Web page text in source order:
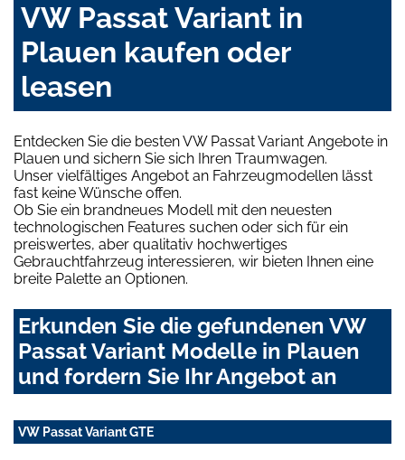
VW Passat Variant in
Plauen kaufen oder
leasen
Entdecken Sie die besten VW Passat Variant Angebote in
Plauen und sichern Sie sich Ihren Traumwagen.
Unser vielfältiges Angebot an Fahrzeugmodellen lässt
fast keine Wünsche offen.
Ob Sie ein brandneues Modell mit den neuesten
technologischen Features suchen oder sich für ein
preiswertes, aber qualitativ hochwertiges
Gebrauchtfahrzeug interessieren, wir bieten Ihnen eine
breite Palette an Optionen.
Erkunden Sie die gefundenen VW
Passat Variant Modelle in Plauen
und fordern Sie Ihr Angebot an
VW Passat Variant GTE